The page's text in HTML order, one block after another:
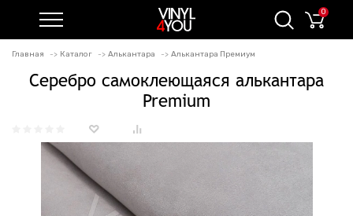
0
Главная Каталог Алькантара Алькантара Премиум
Серебро самоклеющаяся алькантара
Premium